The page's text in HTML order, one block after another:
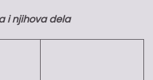
i njihova dela